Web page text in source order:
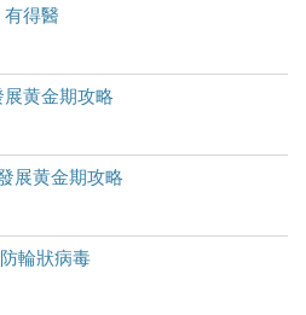
得醫
黄金期攻略
展黄金期攻略
輪狀病毒